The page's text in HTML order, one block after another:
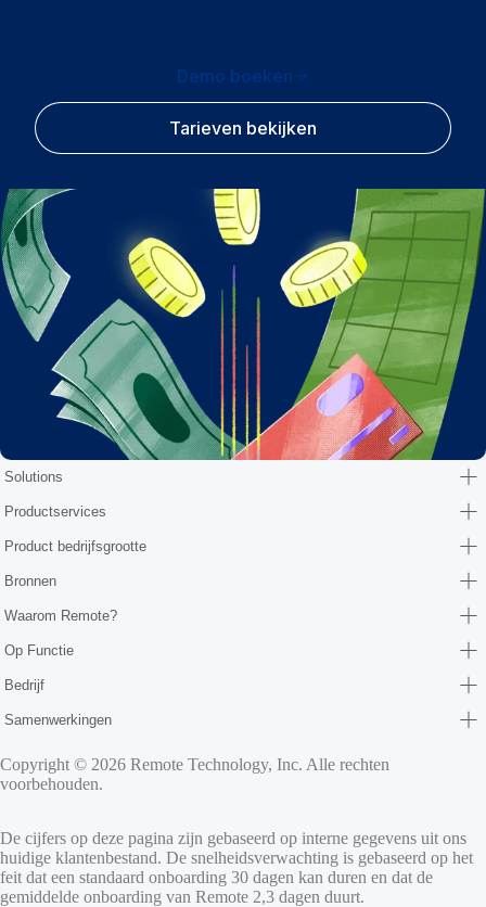
Demo boeken
Tarieven bekijken
Solutions
Productservices
Product bedrijfsgrootte
Bronnen
Waarom Remote?
Op Functie
Bedrijf
Samenwerkingen
Copyright © 2026 Remote Technology, Inc. Alle rechten
voorbehouden.
De cijfers op deze pagina zijn gebaseerd op interne gegevens uit ons
huidige klantenbestand. De snelheidsverwachting is gebaseerd op het
feit dat een standaard onboarding 30 dagen kan duren en dat de
gemiddelde onboarding van Remote 2,3 dagen duurt.